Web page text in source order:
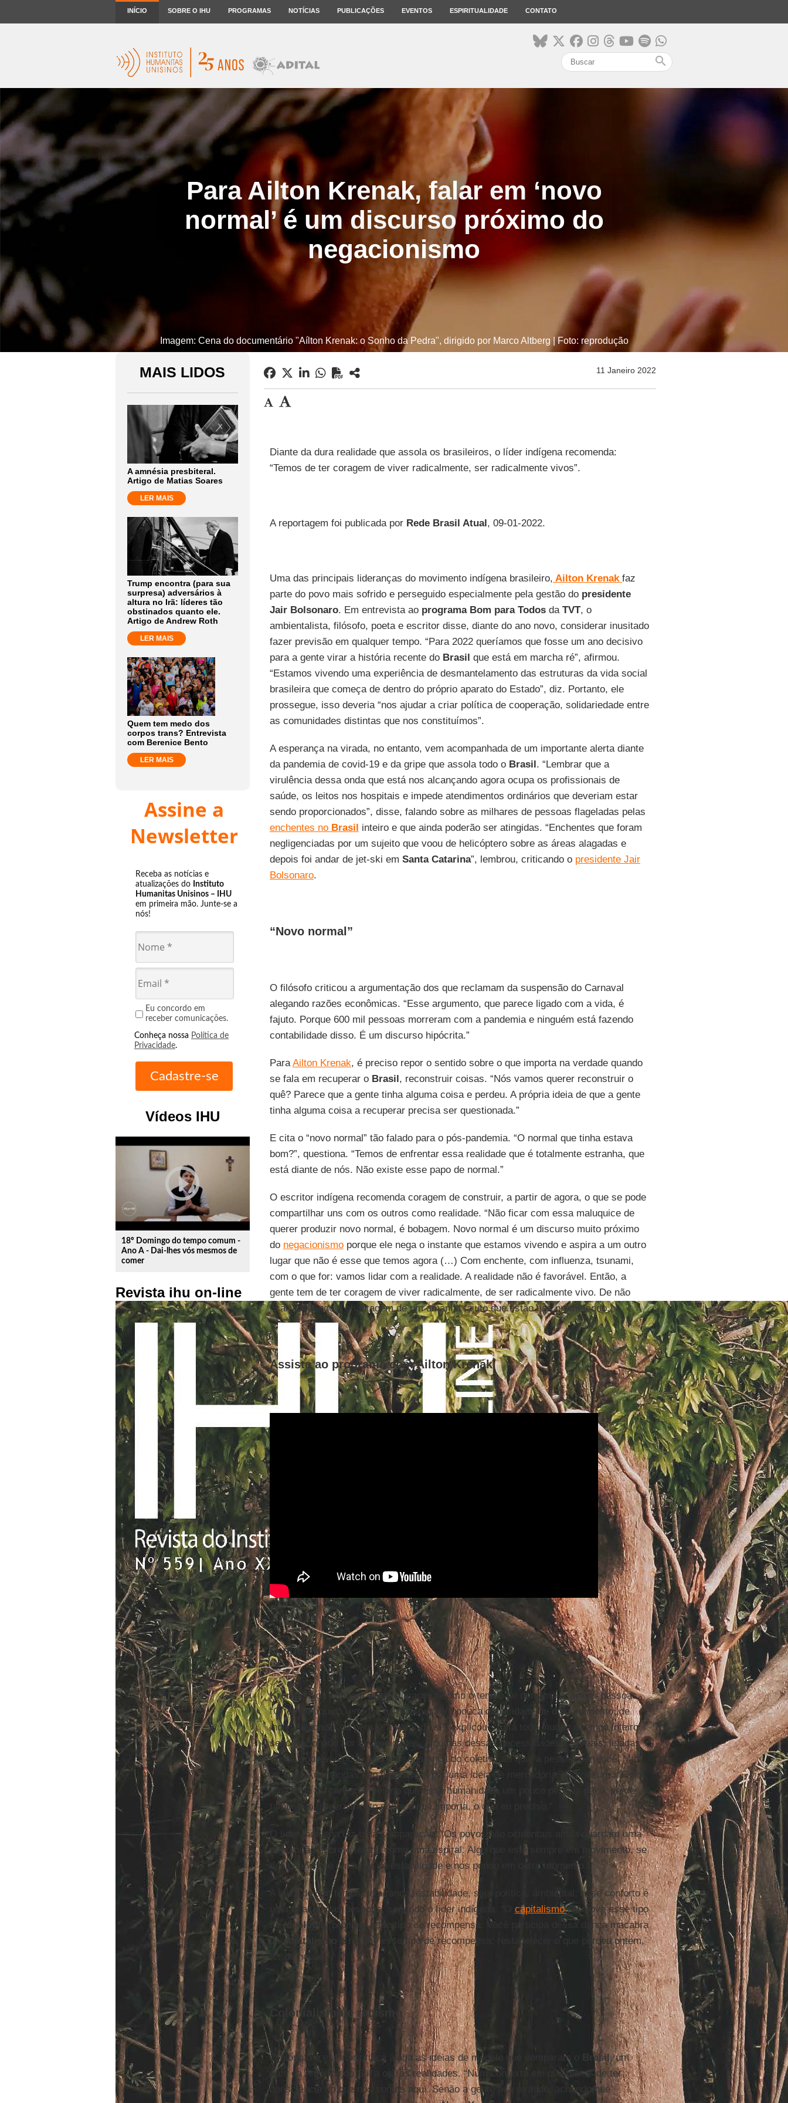
INÍCIO SOBRE O IHU PROGRAMAS NOTÍCIAS PUBLICAÇÕES EVENTOS ESPIRITUALIDADE CONTATO
search
Para Ailton Krenak, falar em ‘novo
normal’ é um discurso próximo do
negacionismo
Imagem: Cena do documentário "Aílton Krenak: o Sonho da Pedra", dirigido por Marco Altberg | Foto: reprodução
MAIS LIDOS
A amnésia presbiteral.
Artigo de Matias Soares
LER MAIS
Trump encontra (para sua
surpresa) adversários à
altura no Irã: líderes tão
obstinados quanto ele.
Artigo de Andrew Roth
LER MAIS
Quem tem medo dos
corpos trans? Entrevista
com Berenice Bento
LER MAIS
Assine a
Newsletter
Receba as notícias e
atualizações do Instituto
Humanitas Unisinos – IHU
em primeira mão. Junte-se a
nós!
Eu concordo em
receber comunicações.
Conheça nossa Política de
Privacidade.
Vídeos IHU
play_circle_outline
18º Domingo do tempo comum -
Ano A - Dai-lhes vós mesmos de
comer
Revista ihu on-line
11 Janeiro 2022
Diante da dura realidade que assola os brasileiros, o líder indígena recomenda:
“Temos de ter coragem de viver radicalmente, ser radicalmente vivos”.
A reportagem foi publicada por Rede Brasil Atual, 09-01-2022.
Uma das principais lideranças do movimento indígena brasileiro, Ailton Krenak faz
parte do povo mais sofrido e perseguido especialmente pela gestão do presidente
Jair Bolsonaro. Em entrevista ao programa Bom para Todosda TVT, o
ambientalista, filósofo, poeta e escritor disse, diante do ano novo, considerar inusitado
fazer previsão em qualquer tempo. “Para 2022 queríamos que fosse um ano decisivo
para a gente virar a história recente do Brasil que está em marcha ré”, afirmou.
“Estamos vivendo uma experiência de desmantelamento das estruturas da vida social
brasileira que começa de dentro do próprio aparato do Estado”, diz. Portanto, ele
prossegue, isso deveria “nos ajudar a criar política de cooperação, solidariedade entre
as comunidades distintas que nos constituímos”.
A esperança na virada, no entanto, vem acompanhada de um importante alerta diante
da pandemia de covid-19 e da gripe que assola todo o Brasil. “Lembrar que a
virulência dessa onda que está nos alcançando agora ocupa os profissionais de
saúde, os leitos nos hospitais e impede atendimentos ordinários que deveriam estar
sendo proporcionados”, disse, falando sobre as milhares de pessoas flageladas pelas
enchentes no Brasil inteiro e que ainda poderão ser atingidas. “Enchentes que foram
negligenciadas por um sujeito que voou de helicóptero sobre as áreas alagadas e
depois foi andar de jet-ski em Santa Catarina”, lembrou, criticando o presidente Jair
Bolsonaro.
“Novo normal”
O filósofo criticou a argumentação dos que reclamam da suspensão do Carnaval
alegando razões econômicas. “Esse argumento, que parece ligado com a vida, é
fajuto. Porque 600 mil pessoas morreram com a pandemia e ninguém está fazendo
contabilidade disso. É um discurso hipócrita.”
ParaAilton Krenak, é preciso repor o sentido sobre o que importa na verdade quando
se fala em recuperar o Brasil, reconstruir coisas. “Nós vamos querer reconstruir o
quê? Parece que a gente tinha alguma coisa e perdeu. A própria ideia de que a gente
tinha alguma coisa a recuperar precisa ser questionada.”
E cita o “novo normal” tão falado para o pós-pandemia. “O normal que tinha estava
bom?”, questiona. “Temos de enfrentar essa realidade que é totalmente estranha, que
está diante de nós. Não existe esse papo de normal.”
O escritor indígena recomenda coragem de construir, a partir de agora, o que se pode
compartilhar uns com os outros como realidade. “Não ficar com essa maluquice de
querer produzir novo normal, é bobagem. Novo normal é um discurso muito próximo
do negacionismoporque ele nega o instante que estamos vivendo e aspira a um outro
lugar que não é esse que temos agora (…) Com enchente, com influenza, tsunami,
com o que for: vamos lidar com a realidade. A realidade não é favorável. Então, a
gente tem de ter coragem de viver radicalmente, de ser radicalmente vivo. De não
ficar aceitando a chantagem de um amanhã fajuto que estão nos prometendo.”
Assista ao programa com Ailton Krenak
O que importa
Krenakfalou também sobre a maneira como o tempo se derrama sobre as pessoas.
“O tempo líquido, em que as pessoas têm pouca capacidade de discernimento, de
individualidade, de pensar a partir de si”, explicou. “Está todo mundo o tempo inteiro
sendo acionado por necessidades. Algumas dessas necessidades são reais, ligadas
com a sobrevivência, sobre a segurança do coletivo ao qual a pessoa pertence. Mas
as outras demandas são produzidas por uma ideia de mercadoria, de consumo. E por
uma ideia de carência mesmo que essa humanidade um pouco perdida de si, perde
também o discernimento sobre o que importa, o que eu preciso.”
O líder indígena faz uma comparação. “Os povos não ocidentais ainda guardam uma
percepção sobre o tempo como uma espiral. Algo que está sempre em movimento, se
deslocando de um lugar de estabilidade e nos pondo em outro momento.”
A ideia de que temos segurança, estabilidade, seja política, ambiental, esse conforto é
uma fixação das pessoas, segundo o líder indígena. “O capitalismopromove esse tipo
de
ideologia, promete esse tipo de recompensa. Você participa dessa dança macabra
docapitalismo
e recebe esse tipo de recompensa: restabelecer o que perdeu ontem,
ter de novo.”
Colonialismo e racismo
O filósofo e escritor critica ainda as ideias de modelo que comparam o Brasil, um
país da América do Sul a outras realidades. “Num contexto em que temos de ter
consciência do que nós somos aqui. Senão a gente fica pirando, achando que